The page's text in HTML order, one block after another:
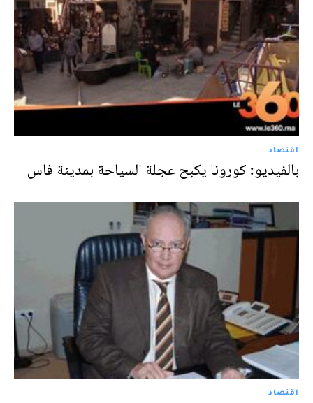
اقتصاد
بالفيديو: كورونا يكبح عجلة السياحة بمدينة فاس
اقتصاد